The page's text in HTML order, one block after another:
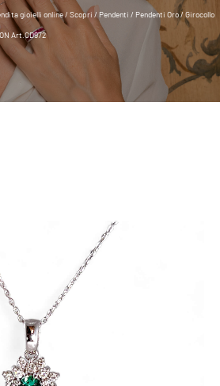
gioielli online/ Scopri / Pendenti / Pendenti Oro/ Girocollo
Art.CD972